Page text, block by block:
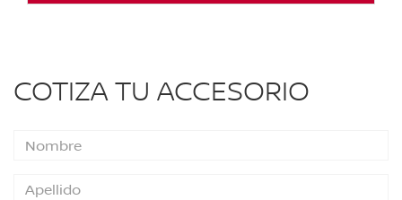
COTIZA TU ACCESORIO